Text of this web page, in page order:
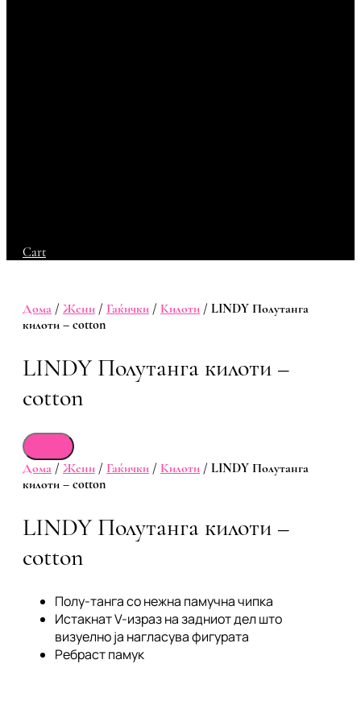
Cart
Дома / Жени / Гаќички / Килоти / LINDY Полутанга
килоти – cotton
LINDY Полутанга килоти –
cotton
Дома / Жени / Гаќички / Килоти / LINDY Полутанга
килоти – cotton
LINDY Полутанга килоти –
cotton
Полу-танга со нежна памучна чипка
Истакнат V-израз на задниот дел што
визуелно ја нагласува фигурата
Ребраст памук